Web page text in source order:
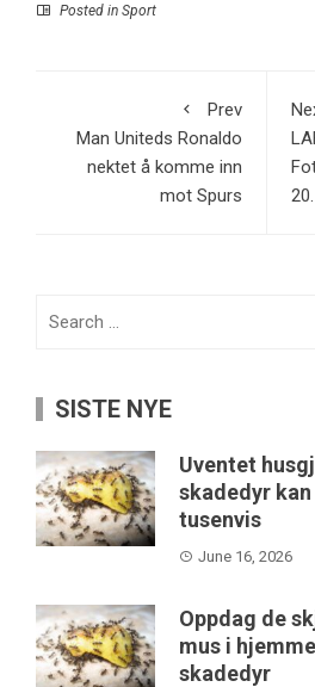
Posted in Sport
Prev
Man Uniteds Ronaldo
nektet å komme inn
mot Spurs
SISTE NYE
Uventet
skadedyr
tusenvis
June 16, 2026
Oppdag de
mus i
skadedyr